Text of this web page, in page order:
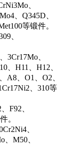
、
、Q345D、
等锻件。
、
3Cr17Mo、
、H11、H12、
A8、O1、O2、
、310等
F92、
。
、
、M50、